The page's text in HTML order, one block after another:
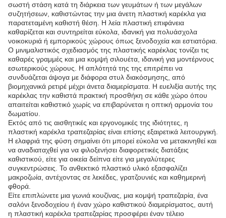
σωστή στάση κατά τη διάρκεια των γευμάτων ή των μεγάλων
συζητήσεων, καθιστώντας την μια άνετη πλαστική καρέκλα για
παρατεταμένη καθιστή θέση. Η λεία πλαστική επιφάνεια
καθαρίζεται και συντηρείται εύκολα, ιδανική για πολυάσχολα
νοικοκυριά ή εμπορικούς χώρους όπως ξενοδοχεία και εστιατόρια.
Ο μινιμαλιστικός σχεδιασμός της πλαστικής καρέκλας τονίζει τις
καθαρές γραμμές και μια κομψή σιλουέτα, ιδανική για μοντέρνους
εσωτερικούς χώρους. Η απλότητά της της επιτρέπει να
συνδυάζεται άψογα με διάφορα στυλ διακόσμησης, από
βιομηχανικά ρετιρέ μέχρι άνετα διαμερίσματα. Η ευελιξία αυτής της
καρέκλας την καθιστά πρακτική προσθήκη σε κάθε χώρο όπου
απαιτείται καθιστικό χωρίς να επιβαρύνεται η οπτική αρμονία του
δωματίου.
Εκτός από τις αισθητικές και εργονομικές της ιδιότητες, η
πλαστική καρέκλα τραπεζαρίας είναι επίσης εξαιρετικά λειτουργική.
Η ελαφριά της φύση σημαίνει ότι μπορεί εύκολα να μετακινηθεί και
να αναδιαταχθεί για να φιλοξενήσει διαφορετικές διατάξεις
καθιστικού, είτε για οικεία δείπνα είτε για μεγαλύτερες
συγκεντρώσεις. Το ανθεκτικό πλαστικό υλικό εξασφαλίζει
μακροζωία, αντέχοντας σε λεκέδες, γρατζουνιές και καθημερινή
φθορά.
Είτε επιπλώνετε μια γωνιά κουζίνας, μια κομψή τραπεζαρία, ένα
σαλόνι ξενοδοχείου ή έναν χώρο καθιστικού διαμερίσματος, αυτή
η πλαστική καρέκλα τραπεζαρίας προσφέρει έναν τέλειο